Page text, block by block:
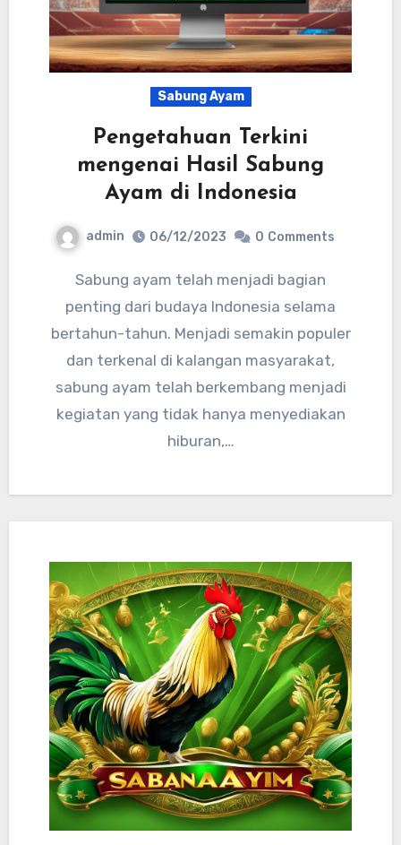
Sabung Ayam
Pengetahuan Terkini
mengenai Hasil Sabung
Ayam di Indonesia
admin 06/12/2023 0 Comments
Sabung ayam telah menjadi bagian
penting dari budaya Indonesia selama
bertahun-tahun. Menjadi semakin populer
dan terkenal di kalangan masyarakat,
sabung ayam telah berkembang menjadi
kegiatan yang tidak hanya menyediakan
hiburan,…